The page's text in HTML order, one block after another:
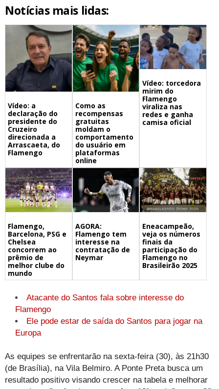
Notícias mais lidas:
Vídeo: a
declaração do
presidente do
Cruzeiro
direcionada a
Arrascaeta, do
Flamengo
Como as
recompensas
gratuitas
moldam o
comportamento
do usuário em
plataformas
online
Vídeo: torcedora
mirim do
Flamengo
viraliza nas
redes e ganha
camisa oficial
Flamengo,
Barcelona, PSG e
Chelsea
concorrem ao
prêmio de
melhor clube do
mundo
AGORA:
Flamengo tem
interesse na
contratação de
Neymar
Eneacampeão,
veja os números
finais da
participação do
Flamengo no
Brasileirão 2025
Atacante do Santos fala sobre interesse do
Flamengo
Ele pode estar de saída do Santos para jogar na
Europa
As equipes se enfrentarão na sexta-feira (30), às 21h30
(de Brasília), na Vila Belmiro. A Ponte Preta busca um
resultado positivo visando crescer na tabela e melhorar